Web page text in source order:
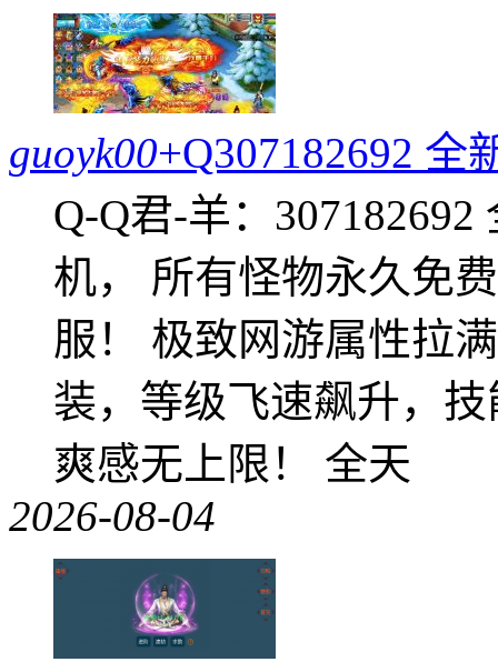
guoyk00+Q307182692
Q-Q君-羊：
机， 所有怪物永久免
服！ 极致网游属性拉
装，等级飞速飙升，
爽感无上限！ 全天
2026-08-04